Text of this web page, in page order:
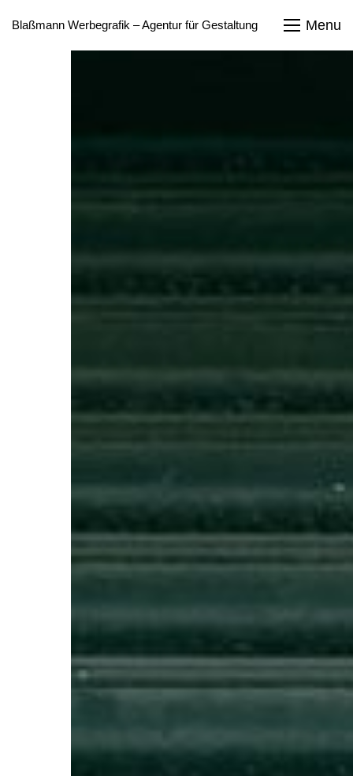
Blaßmann Werbegrafik – Agentur für Gestaltung Menu